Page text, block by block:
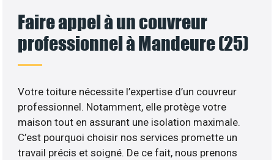
Faire appel à un couvreur
professionnel à Mandeure (25)
Votre toiture nécessite l’expertise d’un couvreur
professionnel. Notamment, elle protège votre
maison tout en assurant une isolation maximale.
C’est pourquoi choisir nos services promette un
travail précis et soigné. De ce fait, nous prenons